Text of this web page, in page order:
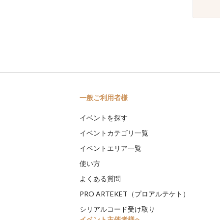
一般ご利用者様
イベントを探す
イベントカテゴリ一覧
イベントエリア一覧
使い方
よくある質問
PRO ARTEKET（プロアルテケト）
シリアルコード受け取り